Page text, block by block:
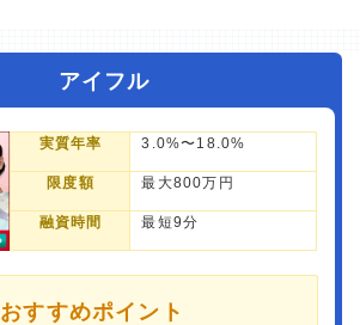
アイフル
実質年率 3.0%〜18.0%
限度額 最大800万円
融資時間 最短9分
おすすめポイント